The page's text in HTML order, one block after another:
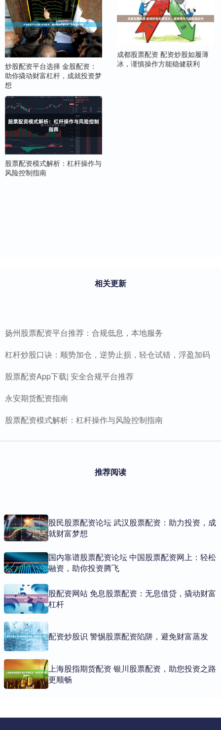
炒股配资平台选择 金股配资：
助你撬动财富杠杆，成就投资梦
想
成都股票配资 配资炒股如履薄
冰，谨慎操作方能稳健获利
股票配资模式解析：杠杆操作与
风险控制指南
相关更新
扬州股票配资平台推荐：合规低息，本地服务
杠杆炒股口诀：顺势加仓，逆势止损，轻仓试错，浮盈加码
股票配资App下载| 安全合规平台推荐
永安期货配资指南
股票配资模式解析：杠杆操作与风险控制指南
推荐阅读
股民股票配资论坛 武汉股票配资：助力投资，成
就财富梦想
国内靠谱股票配资论坛 中国股票配资网上：轻松
融资，助你投资腾飞
股配资网站 免息股票配资：无息借贷，撬动财富
杠杆
配资炒股识 警惕股票配资陷阱，避免财富蒸发
上海股指期货配资 银川股票配资，助您投资之路
更顺畅